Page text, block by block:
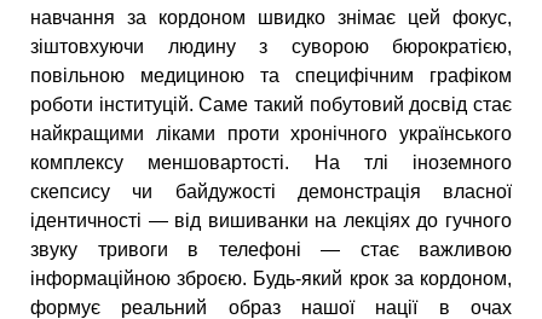
навчання за кордоном швидко знімає цей фокус,
зіштовхуючи людину з суворою бюрократією,
повільною медициною та специфічним графіком
роботи інституцій. Саме такий побутовий досвід стає
найкращими ліками проти хронічного українського
комплексу меншовартості. На тлі іноземного
скепсису чи байдужості демонстрація власної
ідентичності — від вишиванки на лекціях до гучного
звуку тривоги в телефоні — стає важливою
інформаційною зброєю. Будь-який крок за кордоном,
формує реальний образ нашої нації в очах